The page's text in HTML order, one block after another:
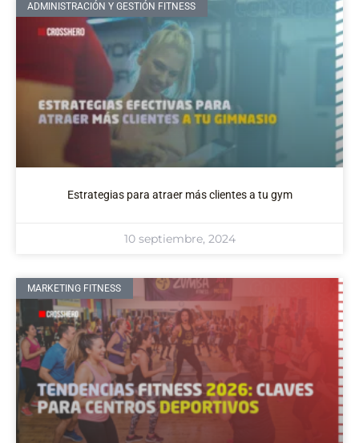
ADMINISTRACIÓN Y GESTIÓN FITNESS
Estrategias para atraer más clientes a tu gym
10 septiembre, 2024
MARKETING FITNESS